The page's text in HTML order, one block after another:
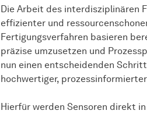
Die Arbeit des interdisziplinären
effizienter und
Fertigungsverfahren basieren
präzise umzusetzen und
nun einen entscheidenden
hochwertiger,
Hierfür werden Sensoren direkt